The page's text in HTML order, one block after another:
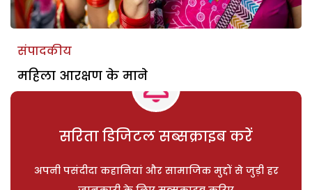
संपादकीय
महिला आरक्षण के माने
सरिता डिजिटल सब्सक्राइब करें
अपनी पसंदीदा कहानियां और सामाजिक मुद्दों से जुड़ी हर